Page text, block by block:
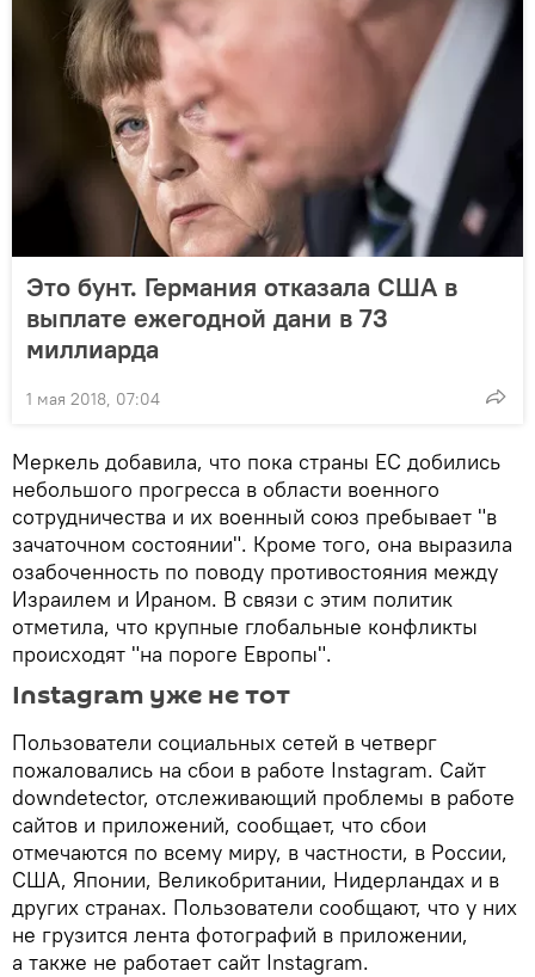
Это бунт. Германия отказала США в
выплате ежегодной дани в 73
миллиарда
1 мая 2018, 07:04
Меркель добавила, что пока страны ЕС добились
небольшого прогресса в области военного
сотрудничества и их военный союз пребывает "в
зачаточном состоянии". Кроме того, она выразила
озабоченность по поводу противостояния между
Израилем и Ираном. В связи с этим политик
отметила, что крупные глобальные конфликты
происходят "на пороге Европы".
Instagram уже не тот
Пользователи социальных сетей в четверг
пожаловались на сбои в работе Instagram. Сайт
downdetector, отслеживающий проблемы в работе
сайтов и приложений, сообщает, что сбои
отмечаются по всему миру, в частности, в России,
США, Японии, Великобритании, Нидерландах и в
других странах. Пользователи сообщают, что у них
не грузится лента фотографий в приложении,
а также не работает сайт Instagram.